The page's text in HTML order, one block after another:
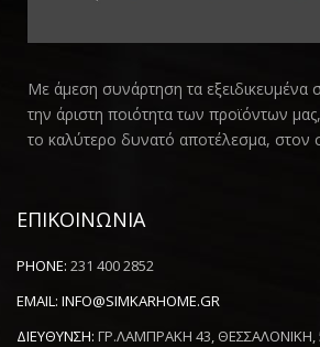
Με άμεση συνάρτηση τα εξειδικευμένα
την άριστη ποιότητα των προϊόντων
το καλύτερο δυνατό αποτέλεσμα, στον
ΕΠΙΚΟΙΝΩΝΙΑ
PHONE: 231 400 2852
EMAIL: INFO@SIMKARHOME.GR
ΔΙΕΥΘΥΝΣΗ: ΓΡ.ΛΑΜΠΡΑΚΗ 43, ΘΕΣΣΑΛΟΝΙΚΗ,